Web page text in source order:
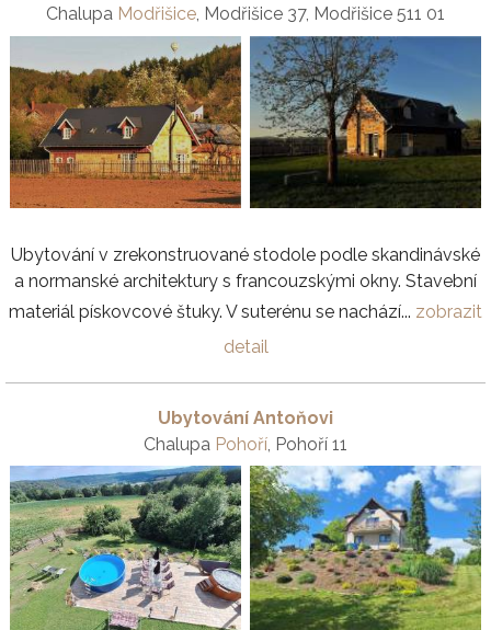
Chalupa Modřišice, Modřišice 37, Modřišice 511 01
Ubytování v zrekonstruované stodole podle skandinávské
a normanské architektury s francouzskými okny. Stavební
materiál pískovcové štuky. V suterénu se nachází... zobrazit
detail
Ubytování Antoňovi
Chalupa Pohoří , Pohoří 11